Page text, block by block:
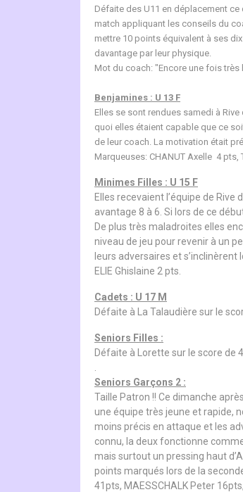
Défaite des U11 en déplacement
match appliquant les conseils du
mettre 10 points équivalent à ses
davantage par leur physique.
Mot du coach: "Encore une fois très
Benjamines : U 13 F
Elles se sont rendues samedi à
quoi elles étaient capable que ce
de leur coach. La motivation était
Marqueuses: CHANUT Axelle 4 pts,
Minimes Filles : U 15 F
Elles recevaient l’équipe de
avantage 8 à 6. Si lors de ce
De plus très maladroites elles
niveau de jeu pour revenir à un
leurs adversaires et s’inclinèrent
ELIE Ghislaine 2 pts.
Cadets : U 17 M
Défaite à La Talaudière sur le
Seniors Filles :
Défaite à Lorette sur le score de
Seniors Garçons 2 :
Taille Patron !! Ce dimanche
une équipe très jeune et rapide,
moins précis en attaque et les
connu, la deux fonctionne
mais surtout un pressing haut
points marqués lors de la
41pts, MAESSCHALK Peter